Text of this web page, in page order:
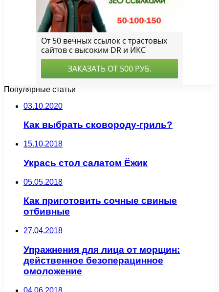
Популярные статьи
03.10.2020
Как выбрать сковороду-гриль?
15.10.2018
Укрась стол салатом Ёжик
05.05.2018
Как приготовить сочные свиные
отбивные
27.04.2018
Упражнения для лица от морщин:
действенное безоперацинное
омоложение
04.06.2018